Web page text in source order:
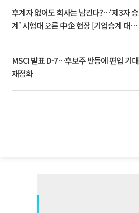
후계자 없어도 회사는 남긴다?…‘제3자 승
계’ 시험대 오른 中企 현장 [기업승계 대전
MSCI 발표 D-7…후보주 반등에 편입 기대
재점화